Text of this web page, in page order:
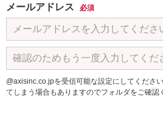
メールアドレス 必須
@axisinc.co.jpを受信可能な設定にしてくださ
てしまう場合もありますのでフォルダをご確認